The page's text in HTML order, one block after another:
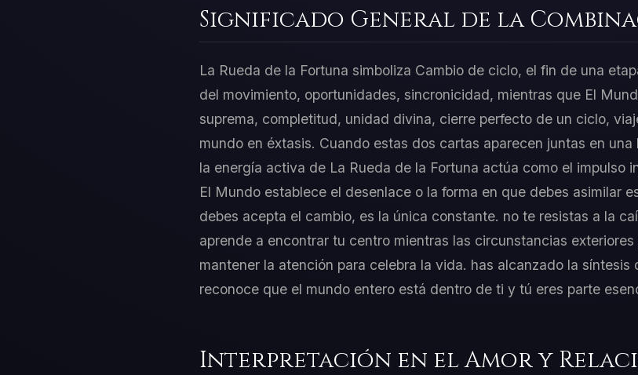
Significado General de la
La Rueda de la Fortuna simboliza Cambio de ciclo, el fin de una
del movimiento, oportunidades, sincronicidad, mientras que El
suprema, completitud, unidad divina, cierre perfecto de un ciclo,
mundo en éxtasis. Cuando estas dos cartas aparecen juntas en
la energía activa de La Rueda de la Fortuna actúa como el impulso
El Mundo establece el desenlace o la forma en que debes asimilar
debes acepta el cambio, es la única constante. no te resistas a la
aprende a encontrar tu centro mientras las circunstancias
mantener la atención para celebra la vida. has alcanzado la síntesis
reconoce que el mundo entero está dentro de ti y tú eres parte
Interpretación en el Amor y